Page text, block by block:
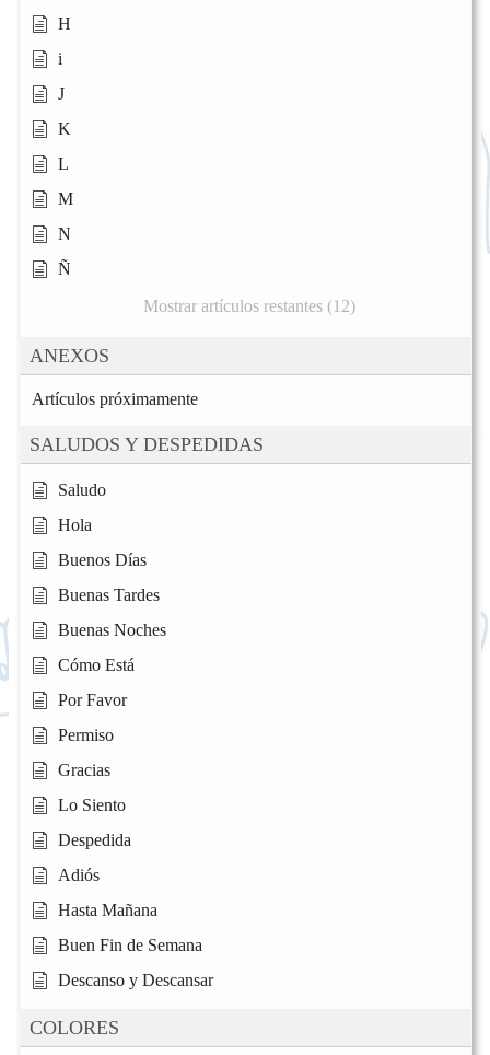
H
i
J
K
L
M
N
Ñ
Mostrar artículos restantes (12)
ANEXOS
Artículos próximamente
SALUDOS Y DESPEDIDAS
Saludo
Hola
Buenos Días
Buenas Tardes
Buenas Noches
Cómo Está
Por Favor
Permiso
Gracias
Lo Siento
Despedida
Adiós
Hasta Mañana
Buen Fin de Semana
Descanso y Descansar
COLORES